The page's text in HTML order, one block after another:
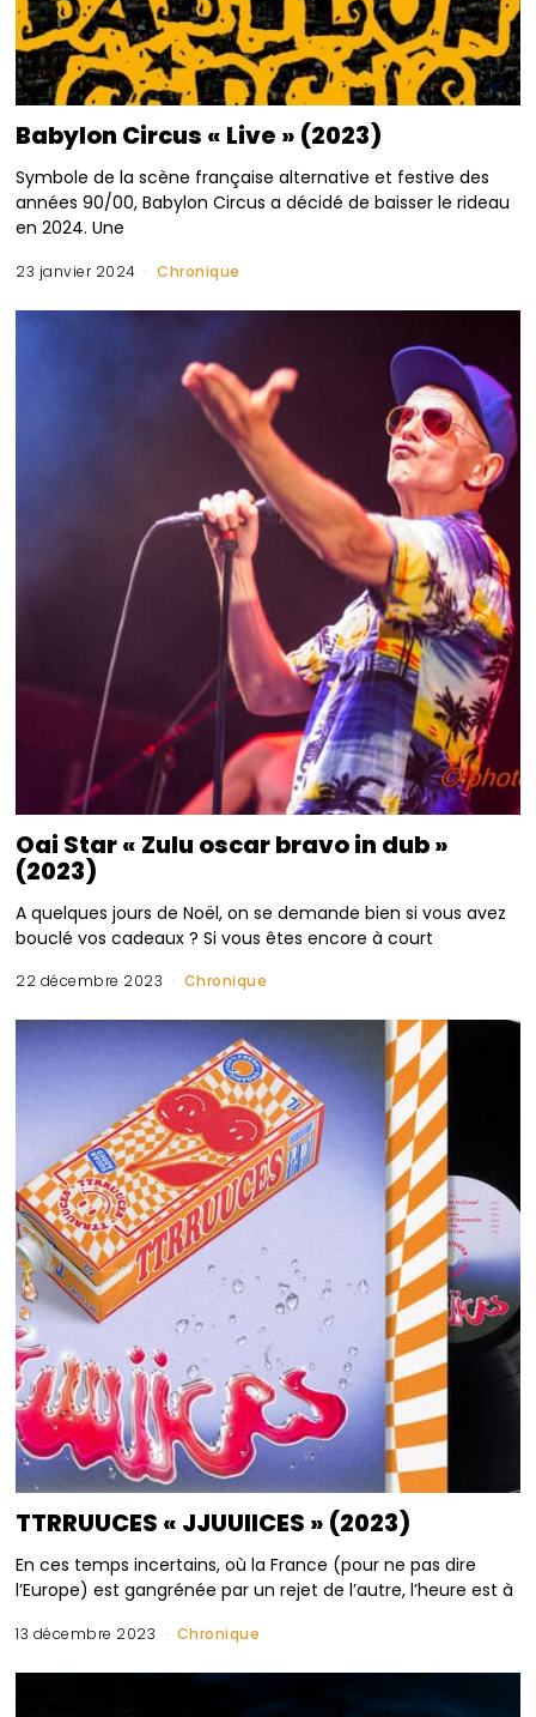
Babylon Circus « Live » (2023)
Symbole de la scène française alternative et festive des
années 90/00, Babylon Circus a décidé de baisser le rideau
en 2024. Une
23 janvier 2024 Chronique
Oai Star « Zulu oscar bravo in dub »
(2023)
A quelques jours de Noël, on se demande bien si vous avez
bouclé vos cadeaux ? Si vous êtes encore à court
22 décembre 2023 Chronique
TTRRUUCES « JJUUIICES » (2023)
En ces temps incertains, où la France (pour ne pas dire
l’Europe) est gangrénée par un rejet de l’autre, l’heure est à
13 décembre 2023 Chronique